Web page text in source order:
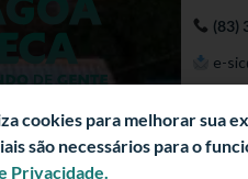
(83)
e-
cookies para melhorar sua
são necessários para o
Privacidade.